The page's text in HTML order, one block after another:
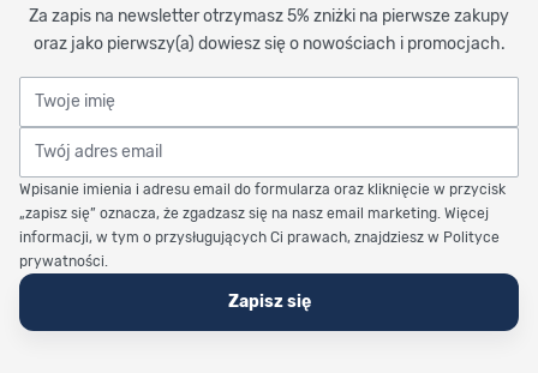
Za zapis na newsletter otrzymasz 5% zniżki na pierwsze zakupy
oraz jako pierwszy(a) dowiesz się o nowościach i promocjach.
Twoje imię
Twój adres email
Wpisanie imienia i adresu email do formularza oraz kliknięcie w przycisk
„zapisz się” oznacza, że zgadzasz się na nasz email marketing. Więcej
informacji, w tym o przysługujących Ci prawach, znajdziesz w Polityce
prywatności.
Zapisz się